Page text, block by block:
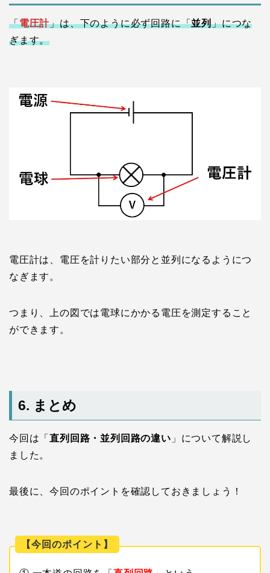
「電圧計」は、下のように必ず回路に「並列」につな
ぎます。
電圧計は、電圧を計りたい部分と並列になるようにつ
なぎます。
つまり、上の図では電球にかかる電圧を測定すること
ができます。
6. まとめ
今回は「直列回路・並列回路の違い 」について解説し
ました。
最後に、今回のポイントを確認しておきましょう！
【今回のポイント】